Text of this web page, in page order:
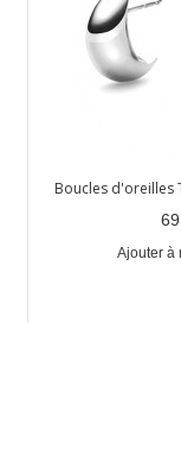
Boucles d'oreilles
Ajouter à